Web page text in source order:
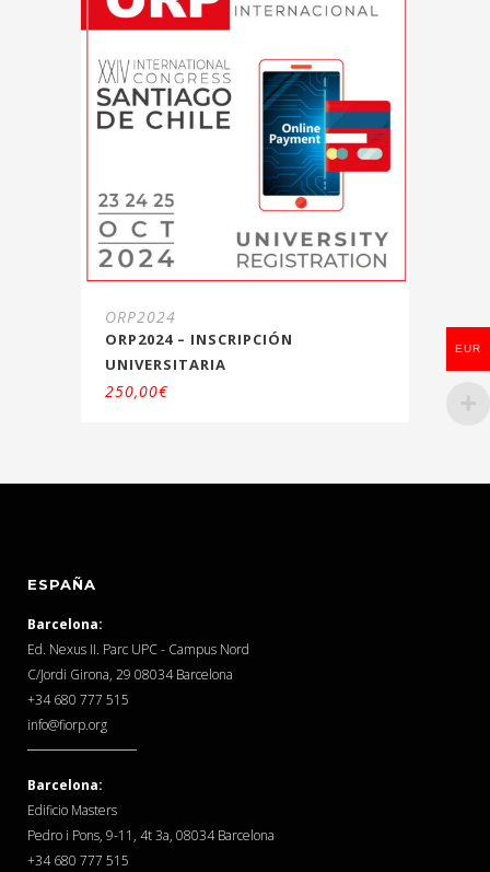
ORP2024
ORP2024 – INSCRIPCIÓN
UNIVERSITARIA
250,00€
ESPAÑA
Barcelona:
Ed. Nexus II. Parc UPC - Campus Nord
C/Jordi Girona, 29 08034 Barcelona
‎+34 680 777 515
info@fiorp.org
Barcelona:
Edificio Masters
Pedro i Pons, 9-11, 4t 3a, 08034 Barcelona
‎+34 680 777 515
EUR